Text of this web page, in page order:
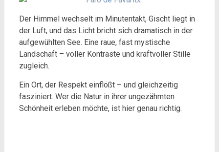
Der Himmel wechselt im Minutentakt, Gischt liegt in
der Luft, und das Licht bricht sich dramatisch in der
aufgewühlten See. Eine raue, fast mystische
Landschaft – voller Kontraste und kraftvoller Stille
zugleich.
Ein Ort, der Respekt einflößt – und gleichzeitig
fasziniert. Wer die Natur in ihrer ungezähmten
Schönheit erleben möchte, ist hier genau richtig.